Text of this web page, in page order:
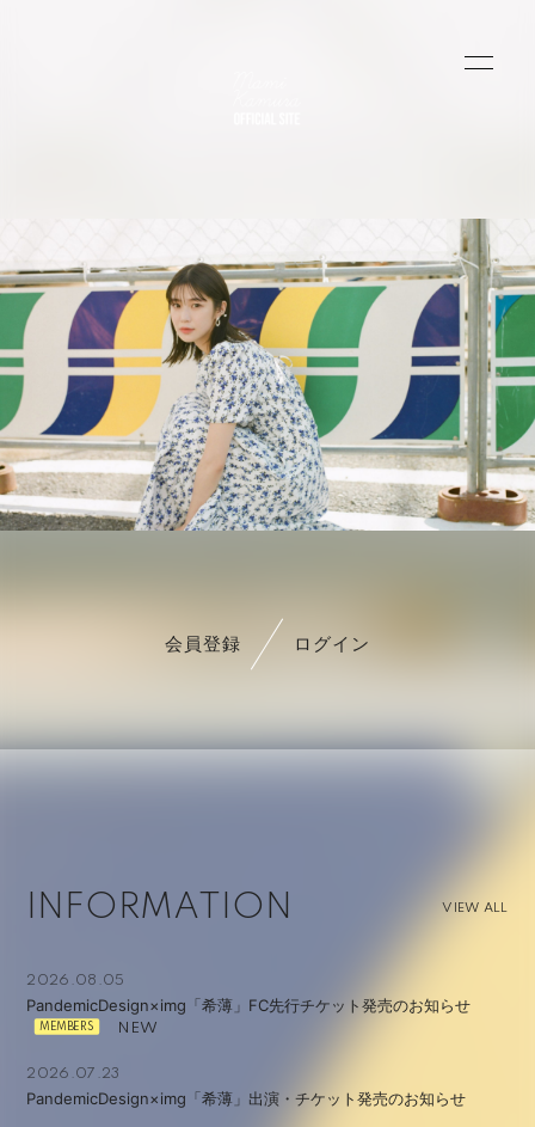
RADIO PHOTO
Q&A
会員登録 ログイン
会員登録 ログイン
INFORMATION VIEW ALL
2026.08.05
PandemicDesign×img「希薄」FC先行チケット発売のお知らせ
2026.07.23
PandemicDesign×img「希薄」出演・チケット発売のお知らせ